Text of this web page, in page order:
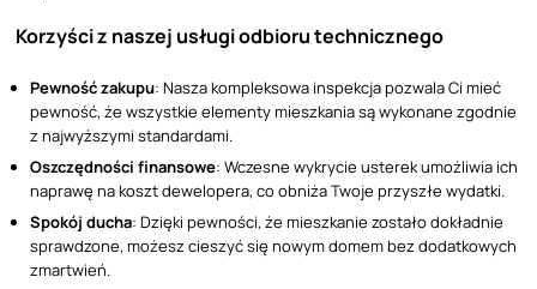
Korzyści z naszej usługi odbioru technicznego
Pewność zakupu: Nasza kompleksowa inspekcja pozwala Ci mieć
pewność, że wszystkie elementy mieszkania są wykonane zgodnie
z najwyższymi standardami.
Oszczędności finansowe: Wczesne wykrycie usterek umożliwia ich
naprawę na koszt dewelopera, co obniża Twoje przyszłe wydatki.
Spokój ducha: Dzięki pewności, że mieszkanie zostało dokładnie
sprawdzone, możesz cieszyć się nowym domem bez dodatkowych
zmartwień.